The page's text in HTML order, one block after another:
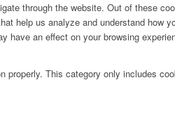
through the website. Out of these
help us analyze and understand
have an effect on your browsing
This category only includes